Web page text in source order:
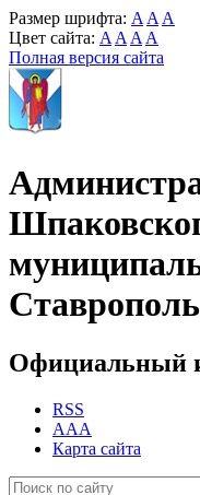
Размер шрифта: A A A
Цвет сайта: A A A A
Полная версия сайта
Официальный
RSS
AAA
Карта сайта